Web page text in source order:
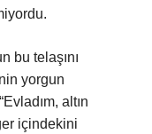
bu telaşını
yorgun
altın
içindekini